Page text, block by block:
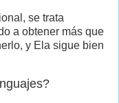
se trata
a obtener más que
y Ela sigue bien